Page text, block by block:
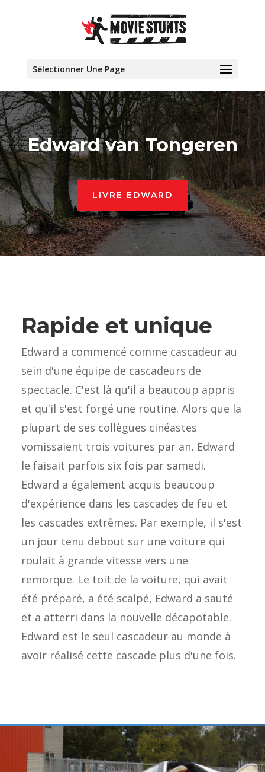
Sélectionner Une Page
Edward van Tongeren
LIVRE EDWARD
Rapide et unique
Edward a commencé comme cascadeur au
sein d'une équipe de cascadeurs de
spectacle. C'est là qu'il a beaucoup appris
et qu'il s'est forgé une routine. Alors que la
plupart de ses collègues cinéastes
vomissaient trois voitures par an, Edward
le faisait parfois six fois par samedi.
Edward a également acquis beaucoup
d'expérience dans les cascades de feu et
les cascades extrêmes. Par exemple, il s'est
un jour tenu debout sur une voiture qui
roulait à grande vitesse vers une
remorque. Le toit de la voiture, qui avait
été préparé, a été scalpé, Edward a sauté
et a atterri dans la nouvelle décapotable.
Edward est le seul cascadeur au monde à
avoir réalisé cette cascade plus d'une fois.